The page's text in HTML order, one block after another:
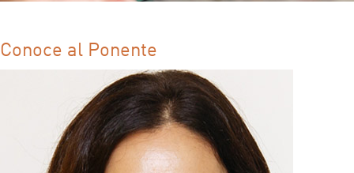
Conoce al Ponente